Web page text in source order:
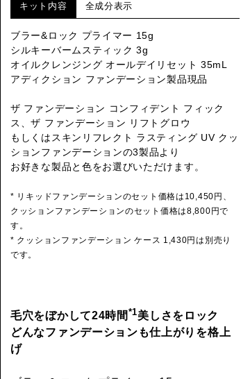
キット内容 全成分表示
ブラー&ロック プライマー 15g
シルキーバームスティック 3g
オイルクレンジング オールデイリセット 35mL
アディクション ファンデーション製品現品
ザ ファンデーション コンフィデント フィック
ス、ザ ファンデーション リフトグロウ
もしくはスキンリフレクト ラスティング UV クッ
ションファンデーションの3製品より
お好きな製品と色をお選びいただけます。
* リキッドファンデーションのセット価格は10,450円、
クッションファンデーションのセット価格は8,800円で
す。
* クッションファンデーション ケース 1,430円は別売り
です。
毛穴をぼかして24時間 *1美しさをロック
どんなファンデーションも仕上がりを格上
げ